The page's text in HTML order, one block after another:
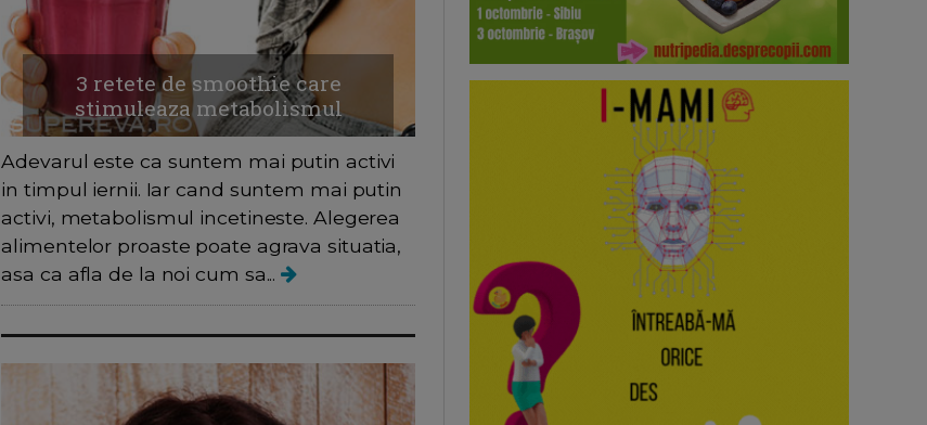
3 retete de smoothie care
stimuleaza metabolismul
Adevarul este ca suntem mai putin activi
in timpul iernii. Iar cand suntem mai putin
activi, metabolismul incetineste. Alegerea
alimentelor proaste poate agrava situatia,
asa ca afla de la noi cum sa...